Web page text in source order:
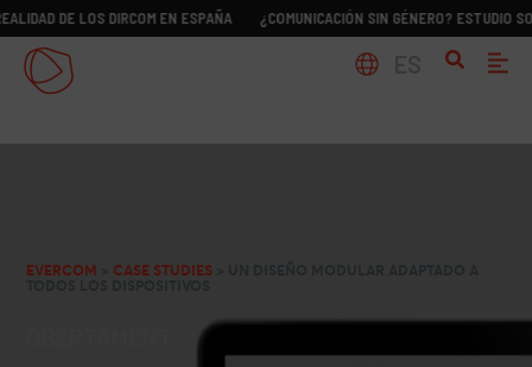
LOS DIRCOM EN ESPAÑA ¿COMUNICACIÓN SIN GÉNERO? ESTUDIO SOBRE LA
EVERCOM CASE STUDIES